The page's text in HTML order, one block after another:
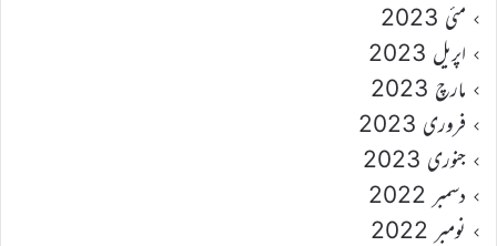
مئی 2023
اپریل 2023
مارچ 2023
فروری 2023
جنوری 2023
دسمبر 2022
نومبر 2022